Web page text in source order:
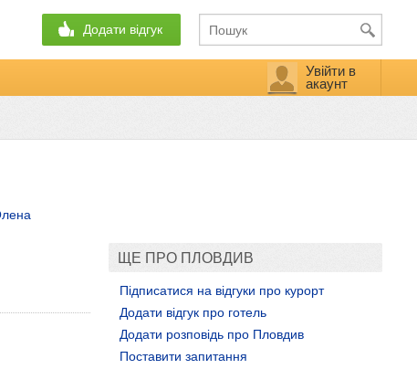
Додати відгук
Увійти в
акаунт
ЩЕ ПРО ПЛОВДИВ
Підписатися на відгуки про курорт
Додати відгук про готель
Додати розповідь про Пловдив
Поставити запитання